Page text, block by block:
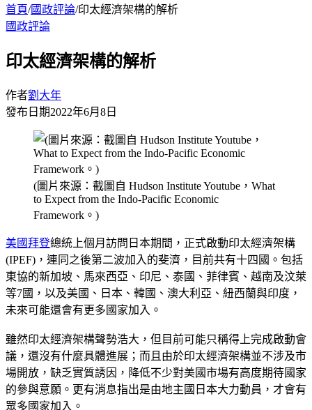
首頁/國政評論/印太經濟架構的解析
國政評論
印太經濟架構的解析
作者劉大年
發布日期2022年6月8日
(圖片來源：截圖自 Hudson Institute Youtube，What
to Expect from the Indo-Pacific Economic
Framework。)
美國拜登總統上個月訪問日本期間，正式啟動印太經濟架構
(IPEF)，連同之後第二波加入的斐濟，目前共有十四國。包括
東協的新加坡、馬來西亞、印尼、泰國、菲律賓、越南及汶萊
等7國，以及美國、日本、韓國、澳大利亞、紐西蘭與印度，
未來可能還會有更多國家加入。
雖然印太經濟架構聲勢浩大，但目前可能只稱得上完成啟動會
議，還沒有什麼具體進展；而且由於印太經濟架構並不涉及市
場開放，缺乏實質誘因，降低不少對美國市場有高度期待國家
的參與意願。更有消息指出是由地主國日本大力動員，才會有
眾多國家加入。